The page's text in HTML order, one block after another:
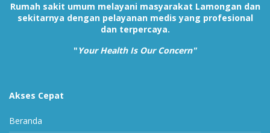
Rumah sakit umum melayani masyarakat Lamongan dan
sekitarnya dengan pelayanan medis yang profesional
dan terpercaya.
"Your Health Is Our Concern"
Akses Cepat
Beranda